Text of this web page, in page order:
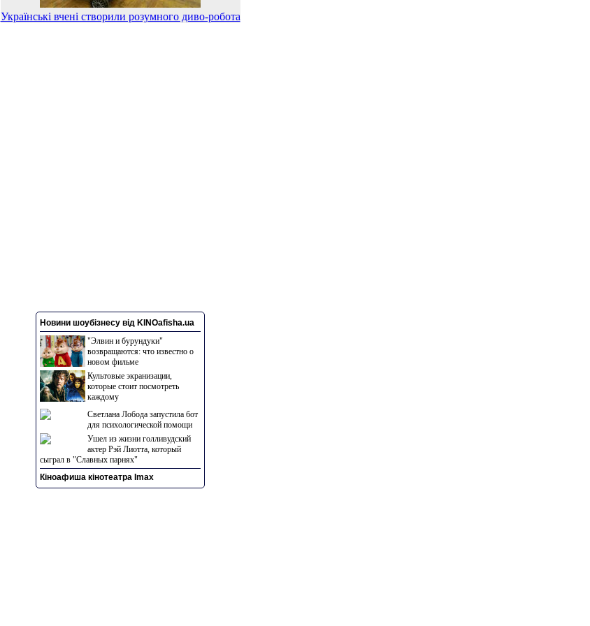
Українські вчені створили розумного диво-робота
Новини шоубізнесу від KINOafisha.ua
"Элвин и бурундуки"
возвращаются: что известно о
новом фильме
Культовые экранизации,
которые стоит посмотреть
каждому
Светлана Лобода запустила бот
для психологической помощи
Ушел из жизни голливудский
актер Рэй Лиотта, который
сыграл в "Славных парнях"
Кіноафиша кінотеатра Imax